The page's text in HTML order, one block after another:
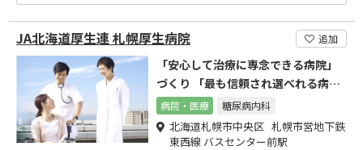
JA北海道厚生連 札幌厚生病院 追加
「安心して治療に専念できる病院」
づくり 「最も信頼され選べれる病院}
を目指します。
病院・医療 糖尿病内科
北海道札幌市中央区 札幌市営地下鉄
東西線 バスセンター前駅